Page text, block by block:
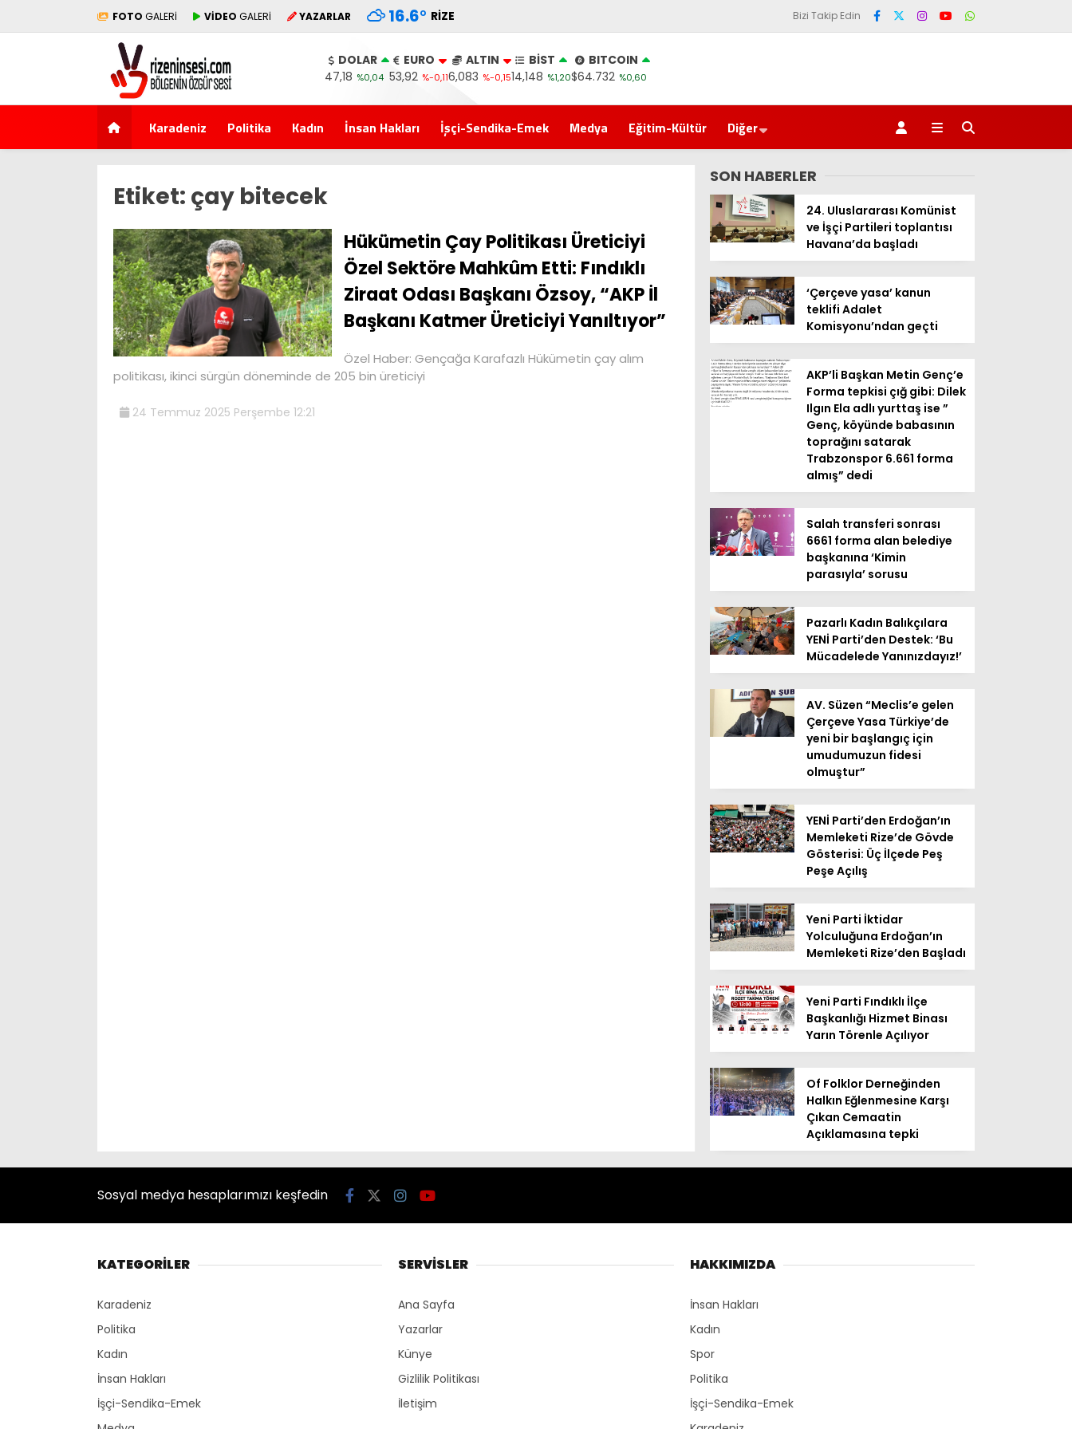
FOTO GALERİ VİDEO GALERİ YAZARLAR 16.6° RIZE Bizi Takip Edin
DOLAR
47,18 %0,04
EURO
53,92 %-0,11
ALTIN
6,083 %-0,15
BİST
14,148 %1,20
BITCOIN
$64.732 %0,60
Karadeniz Politika Kadın İnsan Hakları İşçi-Sendika-Emek Medya Eğitim-Kültür Diğer
Etiket: çay bitecek
Hükümetin Çay Politikası Üreticiyi
Özel Sektöre Mahkûm Etti: Fındıklı
Ziraat Odası Başkanı Özsoy, “AKP İl
Başkanı Katmer Üreticiyi Yanıltıyor”
Özel Haber: Gençağa Karafazlı Hükümetin çay alım
politikası, ikinci sürgün döneminde de 205 bin üreticiyi
24 Temmuz 2025 Perşembe 12:21
SON HABERLER
24. Uluslararası Komünist
ve İşçi Partileri toplantısı
Havana’da başladı
‘Çerçeve yasa’ kanun
teklifi Adalet
Komisyonu’ndan geçti
AKP’li Başkan Metin Genç’e
Forma tepkisi çığ gibi: Dilek
Ilgın Ela adlı yurttaş ise ”
Genç, köyünde babasının
toprağını satarak
Trabzonspor 6.661 forma
almış” dedi
Salah transferi sonrası
6661 forma alan belediye
başkanına ‘Kimin
parasıyla’ sorusu
Pazarlı Kadın Balıkçılara
YENİ Parti’den Destek: ‘Bu
Mücadelede Yanınızdayız!’
AV. Süzen “Meclis’e gelen
Çerçeve Yasa Türkiye’de
yeni bir başlangıç için
umudumuzun fidesi
olmuştur”
YENİ Parti’den Erdoğan’ın
Memleketi Rize’de Gövde
Gösterisi: Üç İlçede Peş
Peşe Açılış
Yeni Parti İktidar
Yolculuğuna Erdoğan’ın
Memleketi Rize’den Başladı
Yeni Parti Fındıklı İlçe
Başkanlığı Hizmet Binası
Yarın Törenle Açılıyor
Of Folklor Derneğinden
Halkın Eğlenmesine Karşı
Çıkan Cemaatin
Açıklamasına tepki
Sosyal medya hesaplarımızı keşfedin
KATEGORİLER
Karadeniz
Politika
Kadın
İnsan Hakları
İşçi-Sendika-Emek
SERVİSLER
Ana Sayfa
Yazarlar
Künye
Gizlilik Politikası
İletişim
HAKKIMIZDA
İnsan Hakları
Kadın
Spor
Politika
İşçi-Sendika-Emek